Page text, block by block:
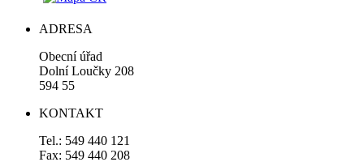
ADRESA
Obecní úřad
Dolní Loučky 208
594 55
KONTAKT
Tel.: 549 440 121
Fax: 549 440 208